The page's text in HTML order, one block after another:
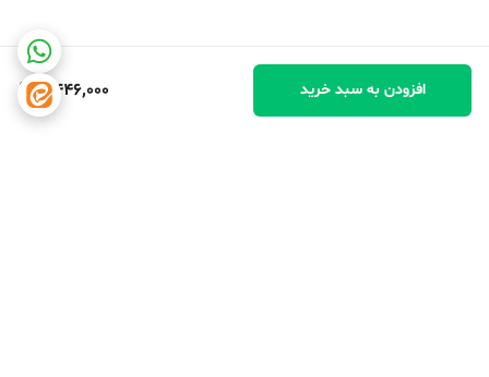
4,446,000 افزودن به سبد خرید